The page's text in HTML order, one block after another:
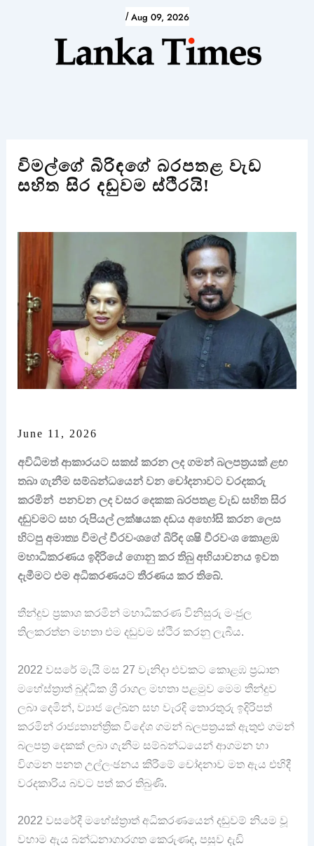
/ Aug 09, 2026
විමල්ගේ බිරිඳගේ බරපතළ වැඩ
සහිත සිර දඬුවම ස්ථිරයි!
June 11, 2026
අවිධිමත් ආකාරයට සකස් කරන ලද ගමන් බලපත්‍රයක් ළඟ
තබා ගැනීම සම්බන්ධයෙන් වන චෝදනාවට වරදකරු
කරමින් පනවන ලද වසර දෙකක බරපතළ වැඩ සහිත සිර
දඬුවමට සහ රුපියල් ලක්ෂයක දඩය අහෝසි කරන ලෙස
හිටපු අමාත්‍ය විමල් වීරවංශගේ බිරිඳ ශෂි වීරවංශ කොළඹ
මහාධිකරණය ඉදිරියේ ගොනු කර තිබු අභියාචනය ඉවත
දැමීමට එම අධිකරණයට තීරණය කර තිබේ.
තීන්දුව ප්‍රකාශ කරමින් මහාධිකරණ විනිසුරු මංජුල
තිලකරත්න මහතා එම දඬුවම ස්ථිර කරනු ලැබීය.
2022 වසරේ මැයි මස 27 වැනිදා එවකට කොළඹ ප්‍රධාන
මහේස්ත්‍රාත් බුද්ධික ශ්‍රී රාගල මහතා පළමුව මෙම තීන්දුව
ලබා දෙමින්, ව්‍යාජ ලේඛන සහ වැරදි තොරතුරු ඉදිරිපත්
කරමින් රාජ්‍යතාන්ත්‍රික විදේශ ගමන් බලපත්‍රයක් ඇතුළු ගමන්
බලපත්‍ර දෙකක් ලබා ගැනීම සම්බන්ධයෙන් ආගමන හා
විගමන පනත උල්ලංඡනය කිරීමේ චෝදනාව මත ඇය එහිදී
වරදකාරිය බවට පත් කර තිබුණි.
2022 වසරේදී මහේස්ත්‍රාත් අධිකරණයෙන් දඬුවම් නියම වූ
වහාම ඇය බන්ධනාගාරගත කෙරුණද, පසුව දැඩි